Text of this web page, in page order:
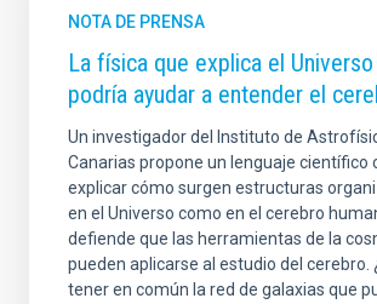
NOTA DE PRENSA
La física que explica el
podría ayudar a entender el
Un investigador del Instituto de
Canarias propone un lenguaje científico
explicar cómo surgen estructuras
en el Universo como en el cerebro
defiende que las herramientas de la
pueden aplicarse al estudio del cerebro.
tener en común la red de galaxias que